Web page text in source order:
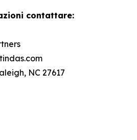
contattare:
NC 27617